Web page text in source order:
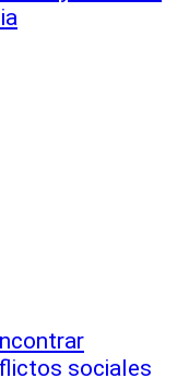
sociales